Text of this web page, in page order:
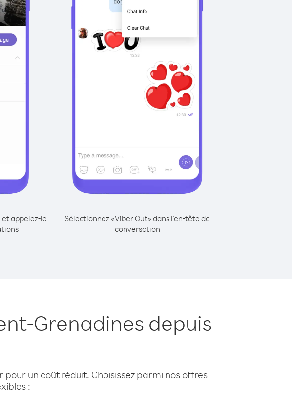
appelez-le
Sélectionnez «Viber Out» dans l'en-tête de
conversation
Grenadines depuis
un coût réduit. Choisissez parmi nos offres
: